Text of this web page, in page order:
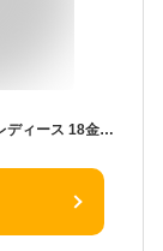
【祝★楽天1位】イヤリング 金属アレルギー対応 レディース 18金 K18 プラチナ 仕上 痛くない キャンディ オープン ハート ノンホールピアス 彼女 母の日 誕生日プレゼント 女友達 ギフト おしゃれ 50代 20代 30代 40代 結婚記念日 妻 【優】 【P】